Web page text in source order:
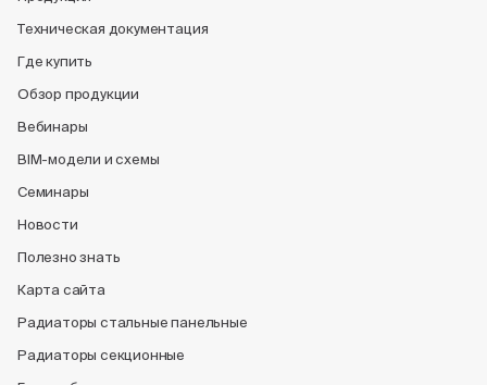
Техническая документация
Где купить
Обзор продукции
Вебинары
BIM-модели и схемы
Семинары
Новости
Полезно знать
Карта сайта
Радиаторы стальные панельные
Радиаторы секционные